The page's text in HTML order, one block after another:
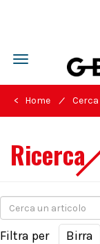
Toggle
navigation
< Home / Cerca
Ricerca
Filtra per Birra